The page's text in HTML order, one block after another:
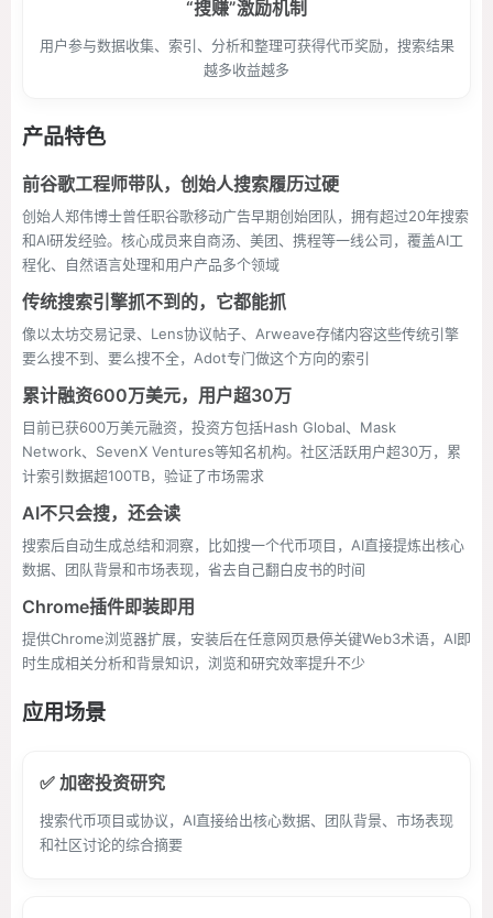
“搜赚”激励机制
用户参与数据收集、索引、分析和整理可获得代币奖励，搜索结果
越多收益越多
产品特色
前谷歌工程师带队，创始人搜索履历过硬
创始人郑伟博士曾任职谷歌移动广告早期创始团队，拥有超过20年搜索
和AI研发经验。核心成员来自商汤、美团、携程等一线公司，覆盖AI工
程化、自然语言处理和用户产品多个领域
传统搜索引擎抓不到的，它都能抓
像以太坊交易记录、Lens协议帖子、Arweave存储内容这些传统引擎
要么搜不到、要么搜不全，Adot专门做这个方向的索引
累计融资600万美元，用户超30万
目前已获600万美元融资，投资方包括Hash Global、Mask
Network、SevenX Ventures等知名机构。社区活跃用户超30万，累
计索引数据超100TB，验证了市场需求
AI不只会搜，还会读
搜索后自动生成总结和洞察，比如搜一个代币项目，AI直接提炼出核心
数据、团队背景和市场表现，省去自己翻白皮书的时间
Chrome插件即装即用
提供Chrome浏览器扩展，安装后在任意网页悬停关键Web3术语，AI即
时生成相关分析和背景知识，浏览和研究效率提升不少
应用场景
✅ 加密投资研究
搜索代币项目或协议，AI直接给出核心数据、团队背景、市场表现
和社区讨论的综合摘要